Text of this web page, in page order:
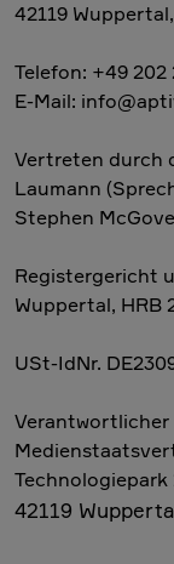
42119
Telefon: +49 202
E-Mail:
Vertreten durch
Laumann
Stephen
Registergericht
Wuppertal, HRB
USt-IdNr.
Verantwortlicher
Technologiepark
42119